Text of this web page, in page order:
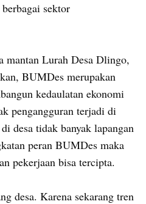
sektor
mantan Lurah Desa Dlingo,
BUMDes merupakan
kedaulatan ekonomi
pengangguran terjadi di
desa tidak banyak lapangan
peran BUMDes maka
pekerjaan bisa tercipta.
desa. Karena sekarang tren